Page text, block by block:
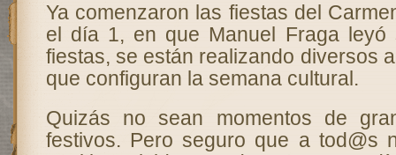
Ya comenzaron las fiestas del
el día 1, en que Manuel Fraga
fiestas, se están realizando diversos
que configuran la semana cultural.
Quizás no sean momentos de
festivos. Pero seguro que a tod@s